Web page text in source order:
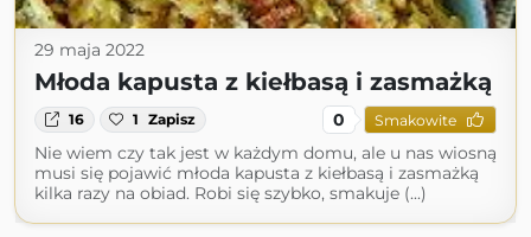
29 maja 2022
Młoda kapusta z kiełbasą i zasmażką
16 1 Zapisz 0 Smakowite
Nie wiem czy tak jest w każdym domu, ale u nas wiosną
musi się pojawić młoda kapusta z kiełbasą i zasmażką
kilka razy na obiad. Robi się szybko, smakuje (...)